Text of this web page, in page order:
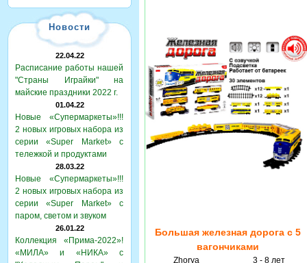
Новости
22.04.22
Расписание работы нашей
"Страны Играйки" на
майские праздники 2022 г.
01.04.22
Новые «Супермаркеты»!!!
2 новых игровых набора из
серии «Super Market» с
тележкой и продуктами
28.03.22
Новые «Супермаркеты»!!!
2 новых игровых набора из
серии «Super Market» с
паром, светом и звуком
26.01.22
Коллекция «Прима-2022»!
«МИЛА» и «НИКА» с
Большая железная дорога с 5
вагончиками
Zhorya
3 - 8 лет